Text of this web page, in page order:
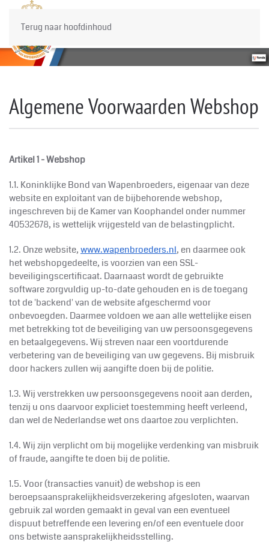
Terug naar hoofdinhoud
Algemene Voorwaarden Webshop
Artikel 1 - Webshop
1.1. KoninklijkeBond van Wapenbroeders, eigenaar van deze
website en exploitant van de bijbehorende webshop,
ingeschreven bij de Kamer van Koophandel onder nummer
40532678, is wettelijk vrijgesteld van de belastingplicht.
1.2. Onze website,www.wapenbroeders.nl, en daarmee ook
het webshopgedeelte, is voorzien van een SSL-
beveiligingscertificaat. Daarnaast wordt de gebruikte
software zorgvuldig up-to-date gehouden en is de toegang
tot de 'backend' van de website afgeschermd voor
onbevoegden. Daarmee voldoen we aan alle wettelijke eisen
met betrekking tot de beveiliging van uw persoonsgegevens
en betaalgegevens. Wij streven naar een voortdurende
verbetering van de beveiliging van uw gegevens. Bij misbruik
door hackers zullen wij aangifte doen bij de politie.
1.3. Wij verstrekken uw persoonsgegevens nooit aan derden,
tenzij u ons daarvoor expliciet toestemming heeft verleend,
dan wel de Nederlandse wet ons daartoe zou verplichten.
1.4. Wij zijn verplicht om bij mogelijke verdenking van misbruik
of fraude, aangifte te doen bij de politie.
1.5. Voor (transacties vanuit) de webshop is een
beroepsaansprakelijkheidsverzekering afgesloten, waarvan
gebruik zal worden gemaakt in geval van een eventueel
dispuut betreffende een levering en/of een eventuele door
ons betwiste aansprakelijkheidsstelling.